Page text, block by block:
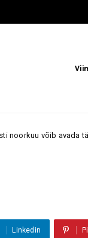
avada täiesti
Linkedin